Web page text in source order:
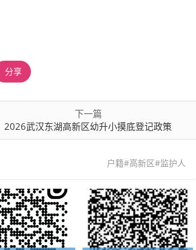
分享
下一篇
2026武汉东湖高新区幼升小摸底登记政策
户籍#高新区#监护人